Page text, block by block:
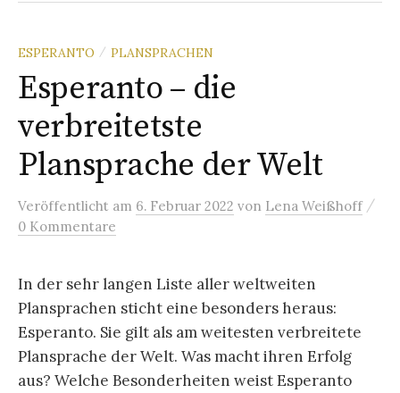
ESPERANTO / PLANSPRACHEN
Esperanto – die
verbreitetste
Plansprache der Welt
Veröffentlicht am 6. Februar 2022 von Lena Weißhoff /
0 Kommentare
In der sehr langen Liste aller weltweiten
Plansprachen sticht eine besonders heraus:
Esperanto. Sie gilt als am weitesten verbreitete
Plansprache der Welt. Was macht ihren Erfolg
aus? Welche Besonderheiten weist Esperanto